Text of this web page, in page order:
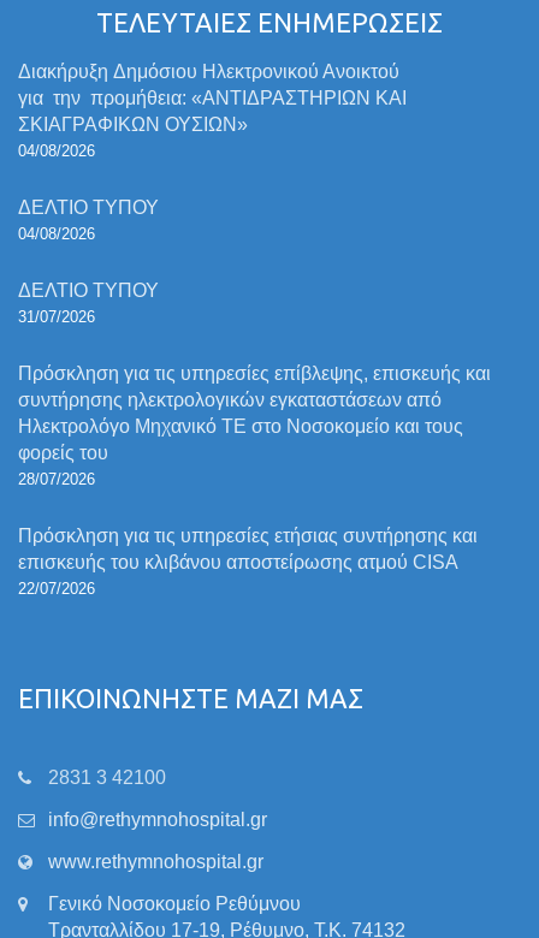
ΤΕΛΕΥΤΑΙΕΣ ΕΝΗΜΕΡΩΣΕΙΣ
Διακήρυξη Δημόσιου Ηλεκτρονικού Ανοικτού
για την προμήθεια: «ΑΝΤΙΔΡΑΣΤΗΡΙΩΝ ΚΑΙ
ΣΚΙΑΓΡΑΦΙΚΩΝ ΟΥΣΙΩΝ»
04/08/2026
ΔΕΛΤΙΟ ΤΥΠΟΥ
04/08/2026
ΔΕΛΤΙΟ ΤΥΠΟΥ
31/07/2026
Πρόσκληση για τις υπηρεσίες επίβλεψης, επισκευής και
συντήρησης ηλεκτρολογικών εγκαταστάσεων από
Ηλεκτρολόγο Μηχανικό ΤΕ στο Νοσοκομείο και τους
φορείς του
28/07/2026
Πρόσκληση για τις υπηρεσίες ετήσιας συντήρησης και
επισκευής του κλιβάνου αποστείρωσης ατμού CISA
22/07/2026
ΕΠΙΚΟΙΝΩΝΗΣΤΕ ΜΑΖΙ ΜΑΣ
2831 3 42100
info@rethymnohospital.gr
www.rethymnohospital.gr
Γενικό Νοσοκομείο Ρεθύμνου
Τρανταλλίδου 17-19, Ρέθυμνο, Τ.Κ. 74132